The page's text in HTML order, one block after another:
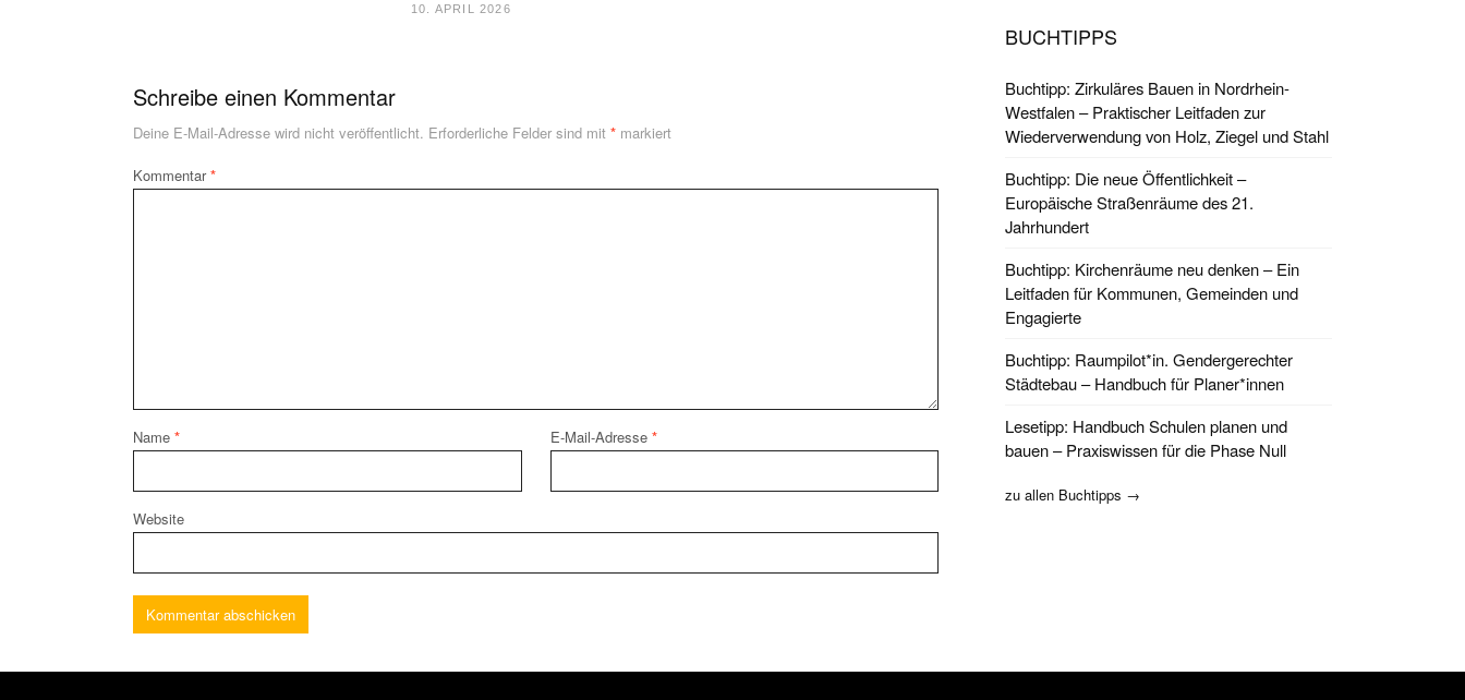
10. APRIL 2026
Schreibe einen Kommentar
Deine E-Mail-Adresse wird nicht veröffentlicht. Erforderliche Felder sind mit * markiert
Kommentar*
Name * E-Mail-Adresse *
Website
BUCHTIPPS
Buchtipp: Zirkuläres Bauen in Nordrhein-
Westfalen – Praktischer Leitfaden zur
Wiederverwendung von Holz, Ziegel und Stahl
Buchtipp: Die neue Öffentlichkeit –
Europäische Straßenräume des 21.
Jahrhundert
Buchtipp: Kirchenräume neu denken – Ein
Leitfaden für Kommunen, Gemeinden und
Engagierte
Buchtipp: Raumpilot*in. Gendergerechter
Städtebau – Handbuch für Planer*innen
Lesetipp: Handbuch Schulen planen und
bauen – Praxiswissen für die Phase Null
zu allen Buchtipps →